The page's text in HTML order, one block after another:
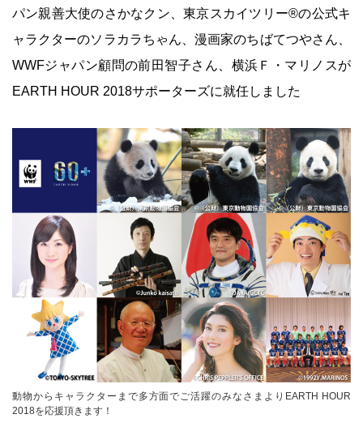
パン親善大使のさかなクン、東京スカイツリー®の公式キ
ャラクターのソラカラちゃん、漫画家のちばてつやさん、
WWFジャパン顧問の前田智子さん、横浜Ｆ・マリノスが
EARTH HOUR 2018サポーターズに就任しました
動物からキャラクターまで多方面でご活躍のみなさまよりEARTH HOUR
2018を応援頂きます！